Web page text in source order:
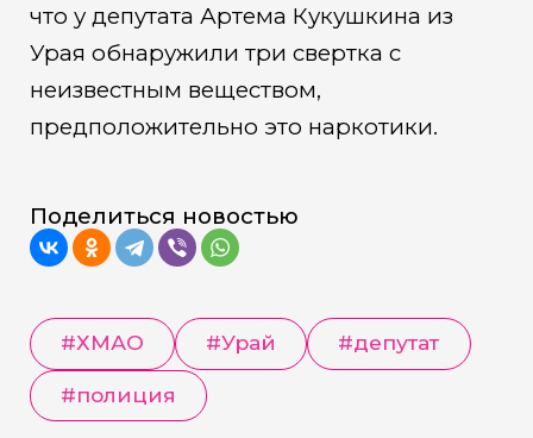
что у депутата Артема Кукушкина из
Урая обнаружили три свертка с
неизвестным веществом,
предположительно это наркотики.
Поделиться новостью
#ХМАО #Урай #депутат
#полиция